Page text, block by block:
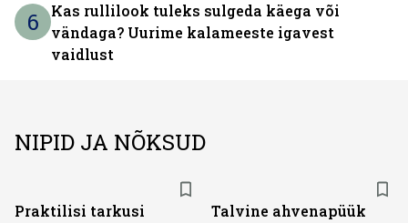
6
Kas rullilook tuleks sulgeda käega või
vändaga? Uurime kalameeste igavest
vaidlust
NIPID JA NÕKSUD
Praktilisi tarkusi
Talvine ahvenapüük